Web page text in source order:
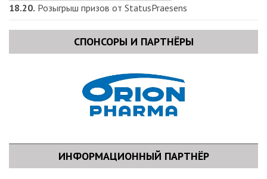
18.20. Розыгрыш призов от StatusPraesens
СПОНСОРЫ И ПАРТНЁРЫ
ИНФОРМАЦИОННЫЙ ПАРТНЁР